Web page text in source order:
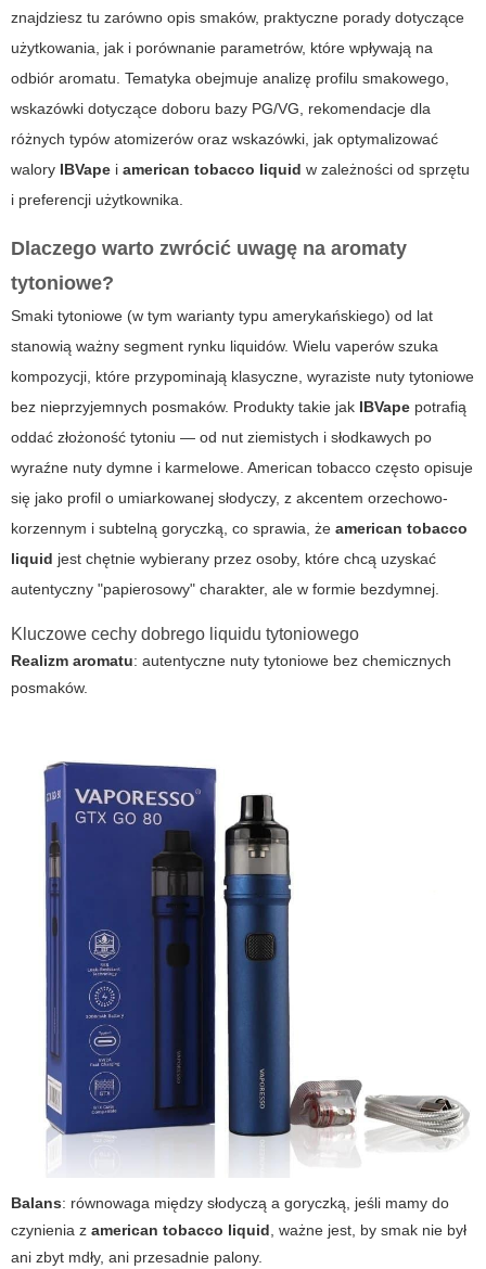
znajdziesz tu zarówno opis smaków, praktyczne porady dotyczące
użytkowania, jak i porównanie parametrów, które wpływają na
odbiór aromatu. Tematyka obejmuje analizę profilu smakowego,
wskazówki dotyczące doboru bazy PG/VG, rekomendacje dla
różnych typów atomizerów oraz wskazówki, jak optymalizować
walory IBVape i american tobacco liquid w zależności od sprzętu
i preferencji użytkownika.
Dlaczego warto zwrócić uwagę na aromaty
tytoniowe?
Smaki tytoniowe (w tym warianty typu amerykańskiego) od lat
stanowią ważny segment rynku liquidów. Wielu vaperów szuka
kompozycji, które przypominają klasyczne, wyraziste nuty tytoniowe
bez nieprzyjemnych posmaków. Produkty takie jak IBVape potrafią
oddać złożoność tytoniu — od nut ziemistych i słodkawych po
wyraźne nuty dymne i karmelowe. American tobacco często opisuje
się jako profil o umiarkowanej słodyczy, z akcentem orzechowo-
korzennym i subtelną goryczką, co sprawia, że american tobacco
liquid jest chętnie wybierany przez osoby, które chcą uzyskać
autentyczny "papierosowy" charakter, ale w formie bezdymnej.
Kluczowe cechy dobrego liquidu tytoniowego
Realizm aromatu: autentyczne nuty tytoniowe bez chemicznych
posmaków.
Balans: równowaga między słodyczą a goryczką, jeśli mamy do
czynienia z american tobacco liquid, ważne jest, by smak nie był
ani zbyt mdły, ani przesadnie palony.